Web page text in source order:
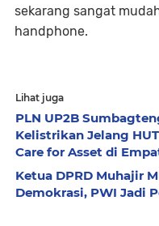
sekarang sangat
handphone.
Lihat juga
PLN UP2B
Kelistrikan Jelang
Care for Asset di
Ketua DPRD Muhajir
Demokrasi, PWI Jadi